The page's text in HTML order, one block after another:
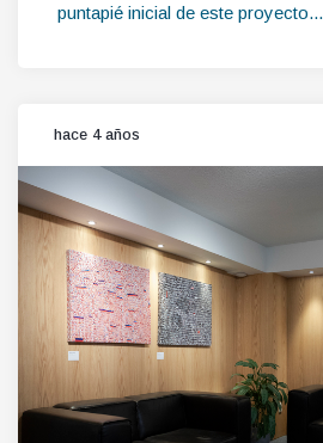
puntapié inicial de este proyecto...
hace 4 años